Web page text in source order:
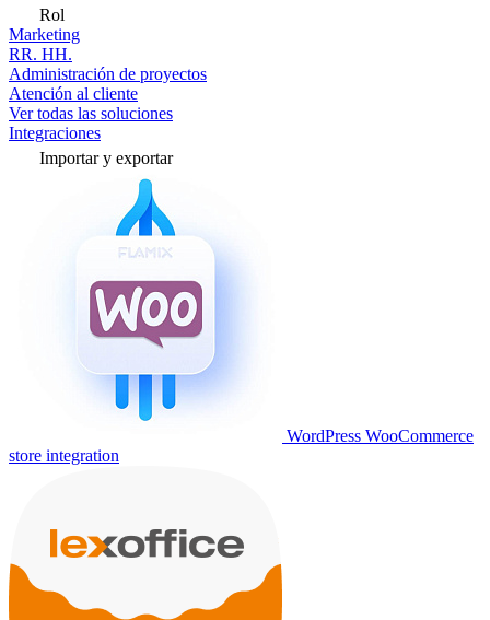
Rol
Marketing
RR. HH.
Administración de proyectos
Atención al cliente
Ver todas las soluciones
Integraciones
Importar y exportar
WordPress WooCommerce
store integration